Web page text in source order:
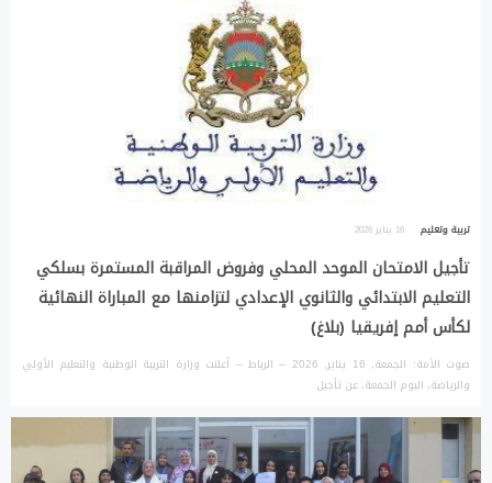
تربية وتعليم 16 يناير 2026
تأجيل الامتحان الموحد المحلي وفروض المراقبة المستمرة بسلكي
التعليم الابتدائي والثانوي الإعدادي لتزامنها مع المباراة النهائية
لكأس أمم إفريقيا (بلاغ)
صوت الأمة: الجمعة, 16 يناير, 2026 – الرباط – أعلنت وزارة التربية الوطنية والتعليم الأولي
والرياضة، اليوم الجمعة، عن تأجيل